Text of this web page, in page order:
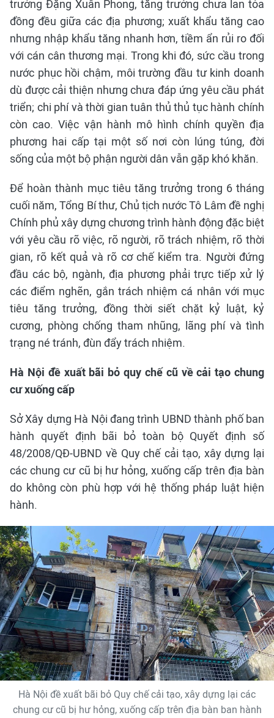
trưởng Đặng Xuân Phong, tăng trưởng chưa lan tỏa
đồng đều giữa các địa phương; xuất khẩu tăng cao
nhưng nhập khẩu tăng nhanh hơn, tiềm ẩn rủi ro đối
với cán cân thương mại. Trong khi đó, sức cầu trong
nước phục hồi chậm, môi trường đầu tư kinh doanh
dù được cải thiện nhưng chưa đáp ứng yêu cầu phát
triển; chi phí và thời gian tuân thủ thủ tục hành chính
còn cao. Việc vận hành mô hình chính quyền địa
phương hai cấp tại một số nơi còn lúng túng, đời
sống của một bộ phận người dân vẫn gặp khó khăn.
Để hoàn thành mục tiêu tăng trưởng trong 6 tháng
cuối năm, Tổng Bí thư, Chủ tịch nước Tô Lâm đề nghị
Chính phủ xây dựng chương trình hành động đặc biệt
với yêu cầu rõ việc, rõ người, rõ trách nhiệm, rõ thời
gian, rõ kết quả và rõ cơ chế kiểm tra. Người đứng
đầu các bộ, ngành, địa phương phải trực tiếp xử lý
các điểm nghẽn, gắn trách nhiệm cá nhân với mục
tiêu tăng trưởng, đồng thời siết chặt kỷ luật, kỷ
cương, phòng chống tham nhũng, lãng phí và tình
trạng né tránh, đùn đẩy trách nhiệm.
Hà Nội đề xuất bãi bỏ quy chế cũ về cải tạo chung
cư xuống cấp
Sở Xây dựng Hà Nội đang trình UBND thành phố ban
hành quyết định bãi bỏ toàn bộ Quyết định số
48/2008/QĐ-UBND về Quy chế cải tạo, xây dựng lại
các chung cư cũ bị hư hỏng, xuống cấp trên địa bàn
do không còn phù hợp với hệ thống pháp luật hiện
hành.
Hà Nội đề xuất bãi bỏ Quy chế cải tạo, xây dựng lại các
chung cư cũ bị hư hỏng, xuống cấp trên địa bàn ban hành